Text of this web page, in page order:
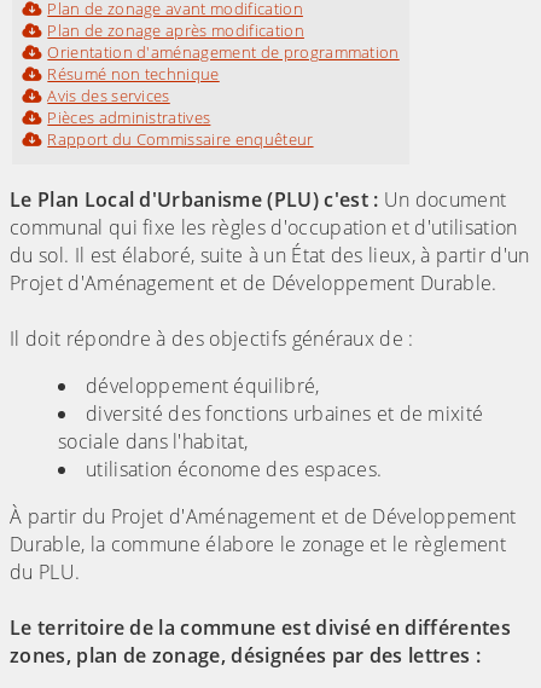
Plan de zonage avant modification
Plan de zonage après modification
Orientation d'aménagement de programmation
Résumé non technique
Avis des services
Pièces administratives
Rapport du Commissaire enquêteur
Le Plan Local d'Urbanisme (PLU) c'est : Un document
communal qui fixe les règles d'occupation et d'utilisation
du sol. Il est élaboré, suite à un État des lieux, à partir d'un
Projet d'Aménagement et de Développement Durable.
Il doit répondre à des objectifs généraux de :
développement équilibré,
diversité des fonctions urbaines et de mixité
sociale dans l'habitat,
utilisation économe des espaces.
À partir du Projet d'Aménagement et de Développement
Durable, la commune élabore le zonage et le règlement
du PLU.
Le territoire de la commune est divisé en différentes
zones, plan de zonage, désignées par des lettres :